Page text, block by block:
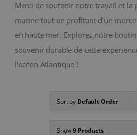
Merci de soutenir notre travail et la
marine tout en profitant d’un
en haute mer. Explorez notre
souvenir durable de cette
l’océan Atlantique !
Sort by Default Order
Show9 Products